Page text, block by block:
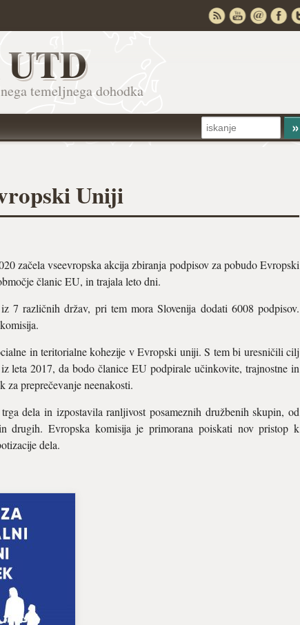
UTD
temeljnega dohodka
Uniji
začela vseevropska akcija zbiranja podpisov za pobudo Evropski
članic EU, in trajala leto dni.
7 različnih držav, pri tem mora Slovenija dodati 6008 podpisov.
in teritorialne kohezije v Evropski uniji. S tem bi uresničili cilj
leta 2017, da bodo članice EU podpirale učinkovite, trajnostne in
za preprečevanje neenakosti.
dela in izpostavila ranljivost posameznih družbenih skupin, od
drugih. Evropska komisija je primorana poiskati nov pristop k
dela.